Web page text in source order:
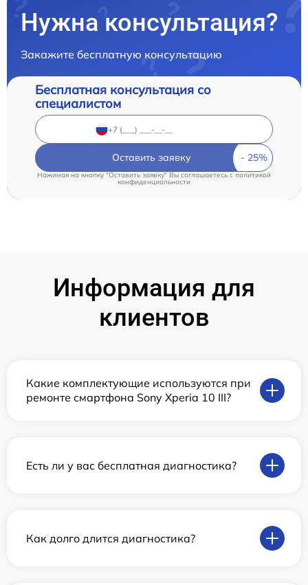
Нужна консультация?
Закажите бесплатную консультацию
Бесплатная консультация со
специалистом
Оставить заявку
Нажимая на кнопку "Оставить заявку" Вы соглашаетесь cполитикой
конфиденциальности
Информация для
клиентов
Какие комплектующие используются при
ремонте смартфона Sony Xperia 10 III?
Есть ли у вас бесплатная диагностика?
Как долго длится диагностика?